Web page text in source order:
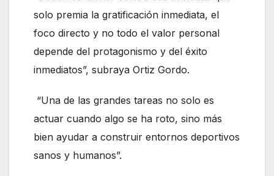
solo premia la gratificación inmediata, el
foco directo y no todo el valor personal
depende del protagonismo y del éxito
inmediatos”, subraya Ortiz Gordo.
“Una de las grandes tareas no solo es
actuar cuando algo se ha roto, sino más
bien ayudar a construir entornos deportivos
sanos y humanos”.